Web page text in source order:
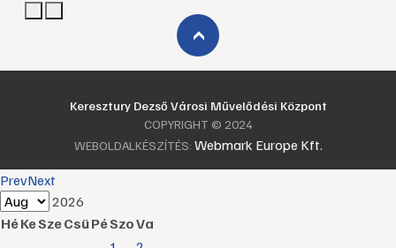
›
Keresztury Dezső Városi Művelődési Központ
COPYRIGHT © 2024
WEBOLDALKÉSZÍTÉS: Webmark Europe Kft.
PrevNext
2026
HéKeSzeCsüPéSzoVa